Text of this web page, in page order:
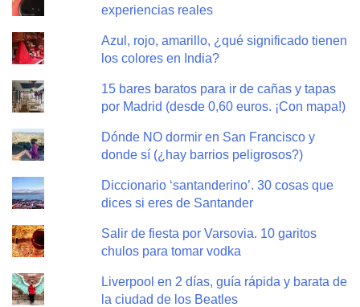
experiencias reales
Azul, rojo, amarillo, ¿qué significado tienen
los colores en India?
15 bares baratos para ir de cañas y tapas
por Madrid (desde 0,60 euros. ¡Con mapa!)
Dónde NO dormir en San Francisco y
donde sí (¿hay barrios peligrosos?)
Diccionario ‘santanderino’. 30 cosas que
dices si eres de Santander
Salir de fiesta por Varsovia. 10 garitos
chulos para tomar vodka
Liverpool en 2 días, guía rápida y barata de
la ciudad de los Beatles